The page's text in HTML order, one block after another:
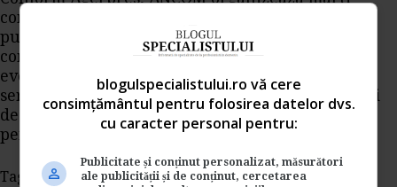
conferinta internationala "informatia inseamna
putere: instrumente de informare pentru
consumatorii de telecom". Dicutam despre un
eveniment dedicat drepturilor utilizatorilor de
servicii de comunicatii electronice si identificarii
de solutii in vederea asigurarii accesului
persoanelor cu dizabilitati la servicii telecom.
Tags: fonduri europene fonduri europene 2014
blogulspecialistului.ro vă cere
consimțământul pentru folosirea datelor dvs.
cu caracter personal pentru:
Publicitate și conținut personalizat, măsurători
ale publicității și de conținut, cercetarea